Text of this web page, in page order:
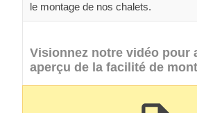
le montage de nos chalets.
Visionnez notre vidéo pour
aperçu de la facilité de